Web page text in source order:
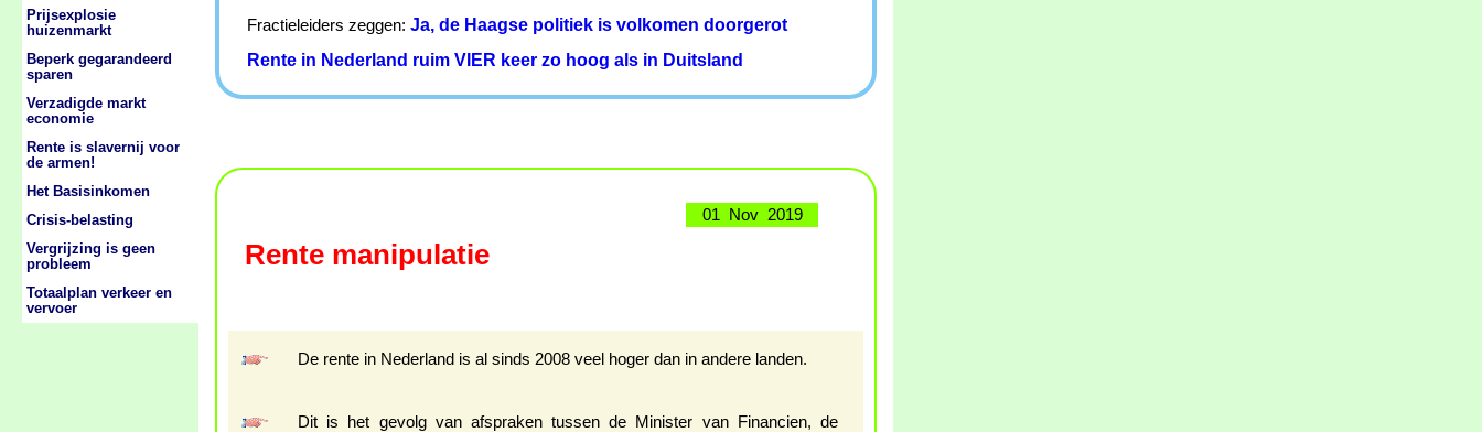
Fractieleiders zeggen: Ja, de Haagse politiek is volkomen doorgerot
Rente in Nederland ruim VIER keer zo hoog als in Duitsland
01 Nov 2019
Rente manipulatie
De rente in Nederland is al sinds 2008 veel hoger dan in andere landen.
Dit is het gevolg van afspraken tussen de Minister van Financien, de
Prijsexplosie
huizenmarkt
Beperk gegarandeerd
sparen
Verzadigde markt
economie
Rente is slavernij voor
de armen!
Het Basisinkomen
Crisis-belasting
Vergrijzing is geen
probleem
Totaalplan verkeer en
vervoer